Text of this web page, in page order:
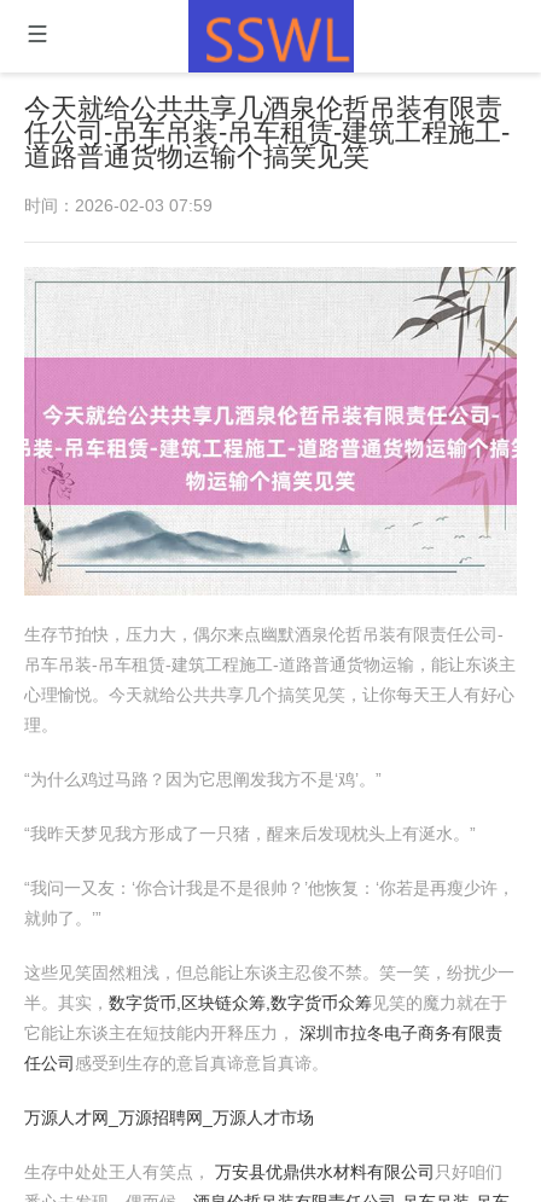
今天就给公共共享几酒泉伦哲吊装有限责
任公司-吊车吊装-吊车租赁-建筑工程施工-
道路普通货物运输个搞笑见笑
时间：2026-02-03 07:59
生存节拍快，压力大，偶尔来点幽默酒泉伦哲吊装有限责任公司-
吊车吊装-吊车租赁-建筑工程施工-道路普通货物运输，能让东谈主
心理愉悦。今天就给公共共享几个搞笑见笑，让你每天王人有好心
理。
“为什么鸡过马路？因为它思阐发我方不是‘鸡’。”
“我昨天梦见我方形成了一只猪，醒来后发现枕头上有涎水。”
“我问一又友：‘你合计我是不是很帅？’他恢复：‘你若是再瘦少许，
就帅了。’”
这些见笑固然粗浅，但总能让东谈主忍俊不禁。笑一笑，纷扰少一
半。其实， 数字货币,区块链众筹,数字货币众筹见笑的魔力就在于
它能让东谈主在短技能内开释压力， 深圳市拉冬电子商务有限责
任公司 感受到生存的意旨真谛意旨真谛。
万源人才网_万源招聘网_万源人才市场
生存中处处王人有笑点， 万安县优鼎供水材料有限公司 只好咱们